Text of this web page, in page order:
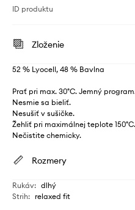
ID produktu
Zloženie
52 % Lyocell, 48 % Bavlna
Prať pri max. 30°C. Jemný
Nesmie sa bieliť.
Nesušiť v sušičke.
Žehliť pri maximálnej teplote 150°C.
Nečistite chemicky.
Rozmery
Rukáv: dlhý
Strih: relaxed fit